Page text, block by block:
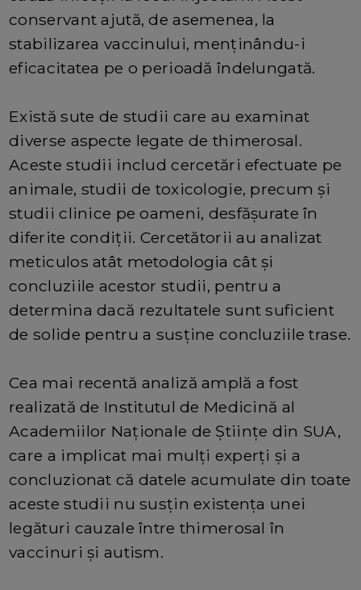
conservant ajută, de asemenea, la
stabilizarea vaccinului, menținându-i
eficacitatea pe o perioadă îndelungată.
Există sute de studii care au examinat
diverse aspecte legate de thimerosal.
Aceste studii includ cercetări efectuate pe
animale, studii de toxicologie, precum și
studii clinice pe oameni, desfășurate în
diferite condiții. Cercetătorii au analizat
meticulos atât metodologia cât și
concluziile acestor studii, pentru a
determina dacă rezultatele sunt suficient
de solide pentru a susține concluziile trase.
Cea mai recentă analiză amplă a fost
realizată de Institutul de Medicină al
Academiilor Naționale de Științe din SUA,
care a implicat mai mulți experți și a
concluzionat că datele acumulate din toate
aceste studii nu susțin existența unei
legături cauzale între thimerosal în
vaccinuri și autism.